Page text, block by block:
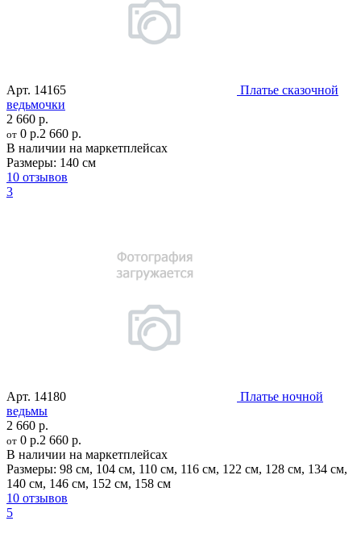
Арт. 14165
Платье сказочной
ведьмочки
2 660 р.
от 0 р.2 660 р.
В наличии на маркетплейсах
Размеры: 140 см
10 отзывов
3
Арт. 14180
Платье ночной
ведьмы
2 660 р.
от 0 р.2 660 р.
В наличии на маркетплейсах
Размеры: 98 см, 104 см, 110 см, 116 см, 122 см, 128 см, 134 см,
140 см, 146 см, 152 см, 158 см
10 отзывов
5